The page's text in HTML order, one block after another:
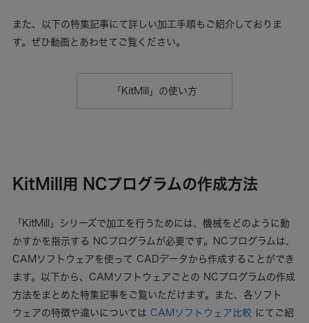
また、以下の特集記事にて詳しい加工手順もご紹介しておりま
す。ぜひ動画とあわせてご覧ください。
「KitMill」の使い方
KitMill用 NCプログラムの作成方法
「KitMill」シリーズで加工を行うためには、機械をどのように動
かすかを指示する NCプログラムが必要です。NCプログラムは、
CAMソフトウェアを使って CADデータから作成することができ
ます。以下から、CAMソフトウェアごとの NCプログラムの作成
方法をまとめた特集記事をご覧いただけます。また、各ソフト
ウェアの特徴や違いについては CAMソフトウェア比較 にてご紹